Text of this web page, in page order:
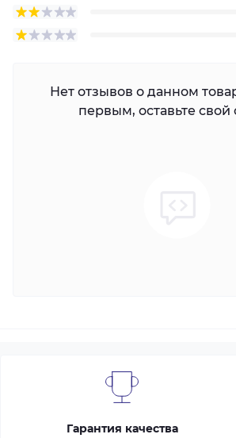
Нет отзывов о данном
первым, оставьте свой
Гарантия качества